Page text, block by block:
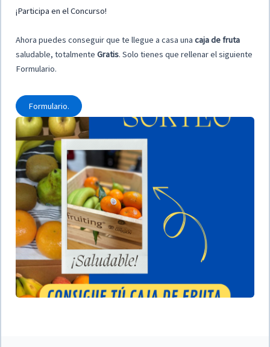
¡Participa en el Concurso!
Ahora puedes conseguir que te llegue a casa unacaja de fruta
saludable, totalmenteGratis. Solo tienes que rellenar el siguiente
Formulario.
Formulario.